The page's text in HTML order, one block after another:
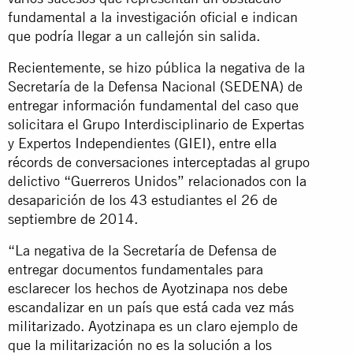
fundamental a la investigación oficial e indican
que podría llegar a un callejón sin salida.
Recientemente, se hizo pública la negativa de la
Secretaría de la Defensa Nacional (SEDENA) de
entregar información fundamental del caso que
solicitara el Grupo Interdisciplinario de Expertas
y Expertos Independientes (GIEI), entre ella
récords de conversaciones interceptadas al grupo
delictivo “Guerreros Unidos” relacionados con la
desaparición de los 43 estudiantes el 26 de
septiembre de 2014.
“La negativa de la Secretaría de Defensa de
entregar documentos fundamentales para
esclarecer los hechos de Ayotzinapa nos debe
escandalizar en un país que está cada vez más
militarizado. Ayotzinapa es un claro ejemplo de
que la militarización no es la solución a los